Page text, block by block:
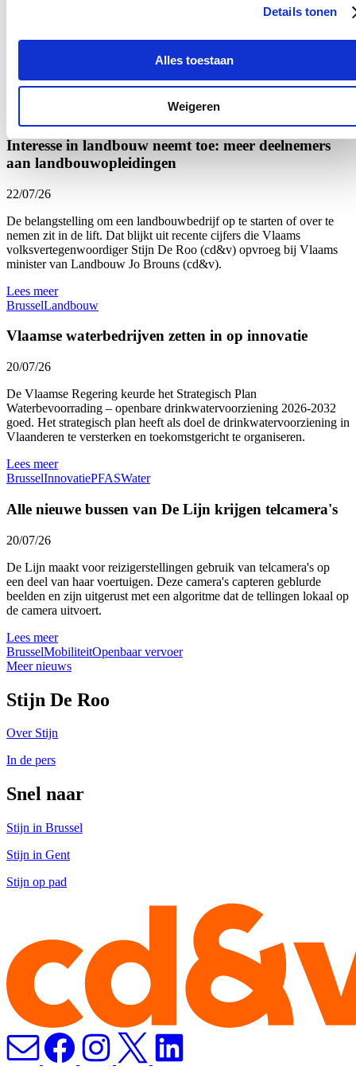
Details tonen
Alles toestaan
Weigeren
Dus vrij breed, we zorgen ervoor dat het verdere politieke debat kan
gebeuren op basis van feiten, met aandacht voor gezondheid, sociale
Je kan de vraag van Stijn
Interesse in landbouw neemt toe: meer deelnemers
aan landbouwopleidingen
22/07/26
De belangstelling om een landbouwbedrijf op te starten of over te
nemen zit in de lift. Dat blijkt uit recente cijfers die Vlaams
volksvertegenwoordiger Stijn De Roo (cd&v) opvroeg bij Vlaams
minister van Landbouw Jo Brouns (cd&v).
Lees meer
BrusselLandbouw
Vlaamse waterbedrijven zetten in op innovatie
20/07/26
De Vlaamse Regering keurde het Strategisch Plan
Waterbevoorrading – openbare drinkwatervoorziening 2026-2032
goed. Het strategisch plan heeft als doel de drinkwatervoorziening in
Vlaanderen te versterken en toekomstgericht te organiseren.
Lees meer
BrusselInnovatiePFASWater
Alle nieuwe bussen van De Lijn krijgen telcamera's
20/07/26
De Lijn maakt voor reizigerstellingen gebruik van telcamera's op
een deel van haar voertuigen. Deze camera's capteren geblurde
beelden en zijn uitgerust met een algoritme dat de tellingen lokaal op
de camera uitvoert.
Lees meer
BrusselMobiliteitOpenbaar vervoer
Meer nieuws
Stijn De Roo
Over Stijn
In de pers
Snel naar
Stijn in Brussel
Stijn in Gent
Stijn op pad